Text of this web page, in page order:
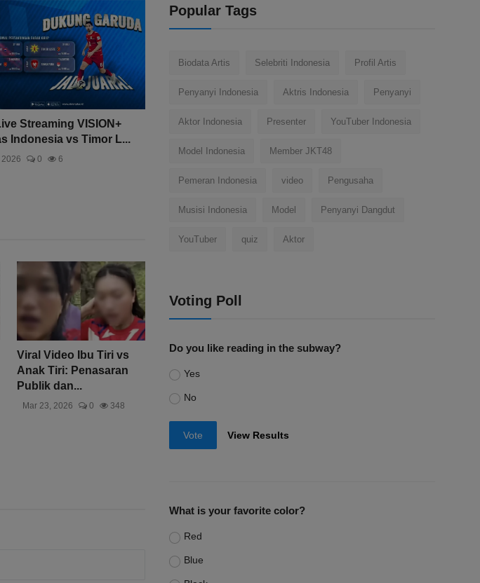
Streaming VISION+
Indonesia vs Timor L...
0 6
Viral Video Ibu Tiri vs
Anak Tiri: Penasaran
Publik dan...
Mar 23, 2026 0 348
Popular Tags
Biodata Artis Selebriti Indonesia Profil Artis
Penyanyi Indonesia Aktris Indonesia Penyanyi
Aktor Indonesia Presenter YouTuber Indonesia
Model Indonesia Member JKT48
Pemeran Indonesia video Pengusaha
Musisi Indonesia Model Penyanyi Dangdut
YouTuber quiz Aktor
Voting Poll
Do you like reading in the subway?
Yes
No
Vote View Results
What is your favorite color?
Red
Blue